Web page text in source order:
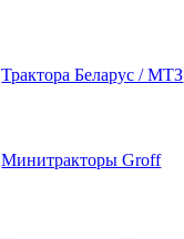
Трактора Беларус / МТЗ
Минитракторы Groff